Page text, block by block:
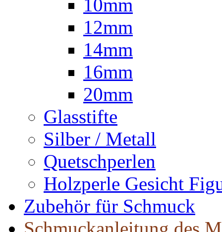
10mm
12mm
14mm
16mm
20mm
Glasstifte
Silber / Metall
Quetschperlen
Holzperle Gesicht
Zubehör für Schmuck